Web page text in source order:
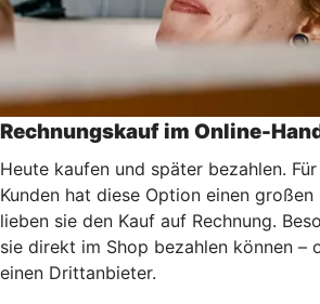
Rechnungskauf im Online-
Heute kaufen und später bezahlen.
Kunden hat diese Option einen
lieben sie den Kauf auf Rechnung.
sie direkt im Shop bezahlen können –
einen Drittanbieter.